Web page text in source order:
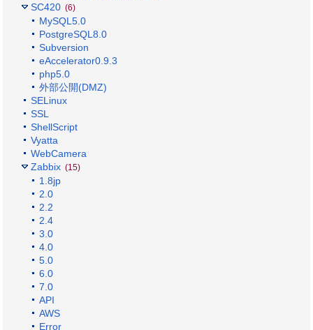
SC420 (6)
MySQL5.0
PostgreSQL8.0
Subversion
eAccelerator0.9.3
php5.0
外部公開(DMZ)
SELinux
SSL
ShellScript
Vyatta
WebCamera
Zabbix (15)
1.8jp
2.0
2.2
2.4
3.0
4.0
5.0
6.0
7.0
API
AWS
Error